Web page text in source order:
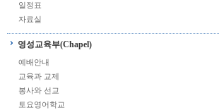
일정표
자료실
영성교육부(Chapel)
예배안내
교육과 교제
봉사와 선교
토요영어학교